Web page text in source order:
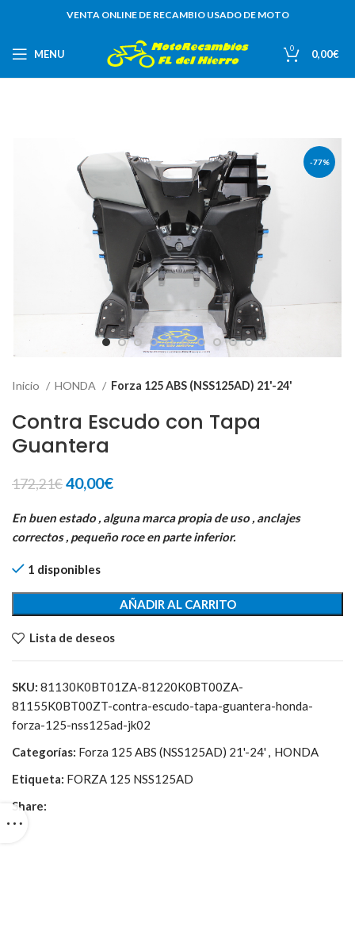
VENTA ONLINE DE RECAMBIO USADO DE MOTO
MENU 0 0,00€
-77%
Inicio HONDA Forza 125 ABS (NSS125AD) 21'-24'
Contra Escudo con Tapa
Guantera
172,21€El
original
era:
40,00€El
actual
es:
En buen estado , alguna marca propia de uso , anclajes
correctos , pequeño roce en parte inferior.
1 disponibles
AÑADIR AL CARRITO
Lista de deseos
SKU: 81130K0BT01ZA-81220K0BT00ZA-
81155K0BT00ZT-contra-escudo-tapa-guantera-honda-
forza-125-nss125ad-jk02
Categorías: Forza 125 ABS (NSS125AD) 21'-24' , HONDA
Etiqueta: FORZA 125 NSS125AD
Share: